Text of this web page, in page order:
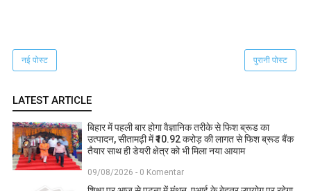
नई पोस्ट पुरानी पोस्ट
LATEST ARTICLE
बिहार में पहली बार होगा वैज्ञानिक तरीके से फिश ब्रूड का
उत्पादन, सीतामढ़ी में ₹10.92 करोड़ की लागत से फिश ब्रूड बैंक
तैयार साथ ही डेयरी क्षेत्र को भी मिला नया आयाम
09/08/2026 - 0 Komentar